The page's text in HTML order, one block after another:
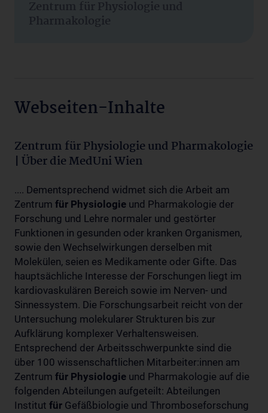
Zentrum für Physiologie und
Pharmakologie
Webseiten-Inhalte
Zentrum für Physiologie und Pharmakologie
| Über die MedUni Wien
.... Dementsprechend widmet sich die Arbeit am
Zentrum für Physiologie und Pharmakologie der
Forschung und Lehre normaler und gestörter
Funktionen in gesunden oder kranken Organismen,
sowie den Wechselwirkungen derselben mit
Molekülen, seien es Medikamente oder Gifte. Das
hauptsächliche Interesse der Forschungen liegt im
kardiovaskulären Bereich sowie im Nerven- und
Sinnessystem. Die Forschungsarbeit reicht von der
Untersuchung molekularer Strukturen bis zur
Aufklärung komplexer Verhaltensweisen.
Entsprechend der Arbeitsschwerpunkte sind die
über 100 wissenschaftlichen Mitarbeiter:innen am
Zentrum für Physiologie und Pharmakologie auf die
folgenden Abteilungen aufgeteilt: Abteilungen
Institut für Gefäßbiologie und Thromboseforschung